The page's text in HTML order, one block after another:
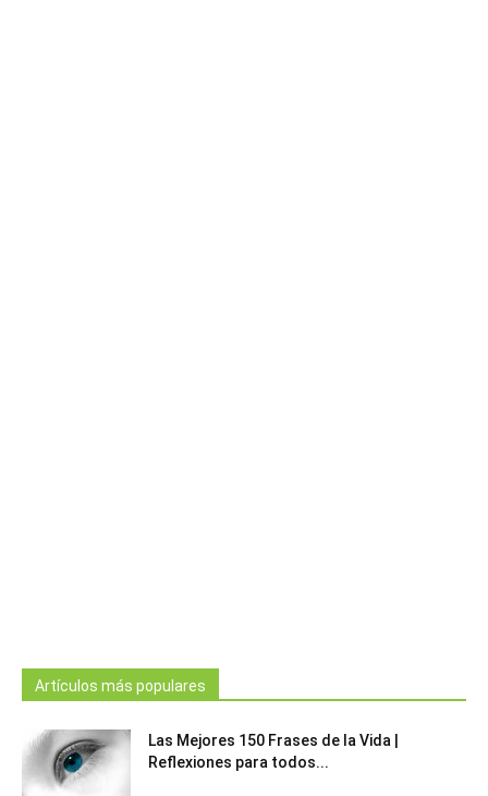
Artículos más populares
Las Mejores 150 Frases de la Vida |
Reflexiones para todos...